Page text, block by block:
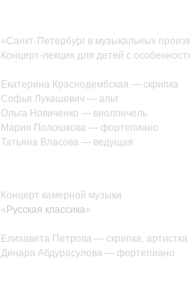
«Санкт-Петербург в музыкальных
Концерт-лекция для детей с
Екатерина Краснодембская — скрипка
Софья Лукашевич — альт
Ольга Новиченко — виолончель
Мария Полошкова — фортепиано
Татьяна Власова — ведущая
Концерт камерной музыки
« Русская классика»
Елизавета Петрова — скрипка,
Динара Абдурасулова — фортепиано